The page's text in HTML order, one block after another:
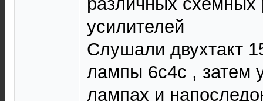
усилителей
Слушали двухтакт
лампы 6c4c , затем
лампах и